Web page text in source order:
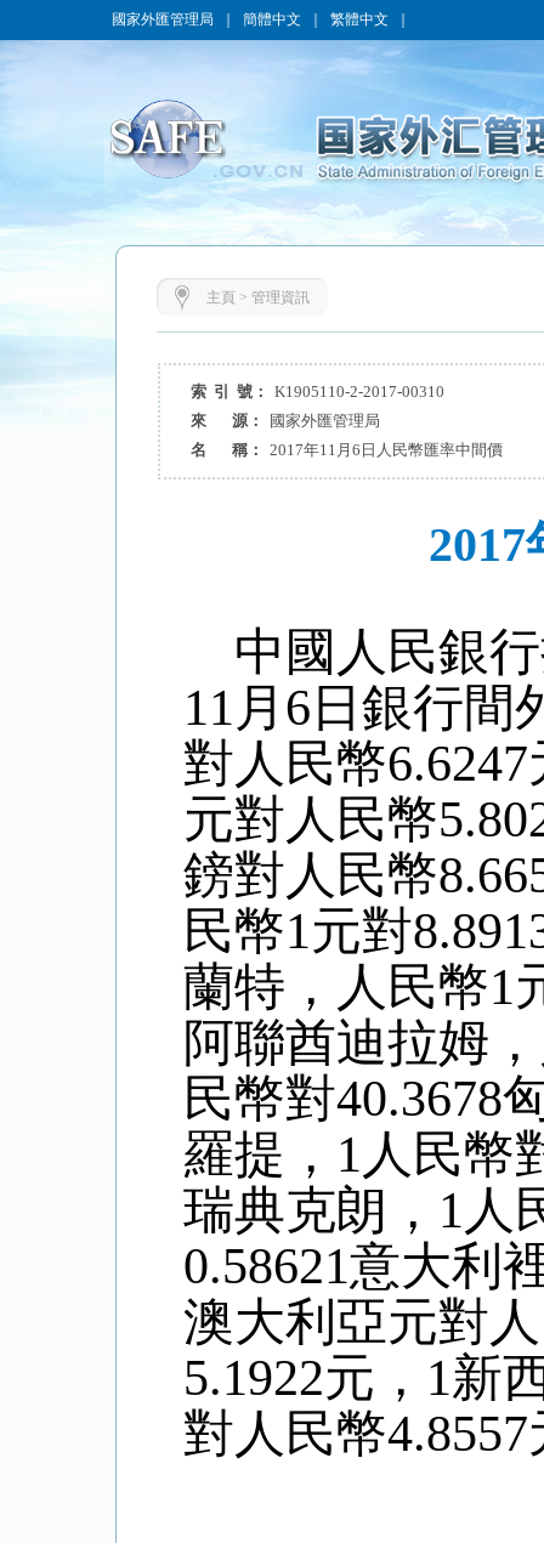
國家外匯管理局 簡體中文 繁體中文
主頁 > 管理資訊
索 引 號：
K1905110-2-2017-00310
來 源：
國家外匯管理局
名 稱：
2017年11月6日人民幣匯率中間價
中國人民銀
11 月 6 日銀行間
對人民幣6.6247
元對人民幣5.
鎊對人民幣8
民幣1元對
蘭特，人民幣1
阿聯酋迪拉姆
民幣對40.3678
羅提，1人民幣
瑞典克朗，1人
0.58621意大利
澳大利亞元對
5.1922元，1新
對人民幣4.8557